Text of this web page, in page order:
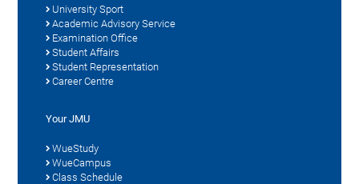
University Sport
Academic Advisory Service
Examination Office
Student Affairs
Student Representation
Career Centre
Your JMU
WueStudy
WueCampus
Class Schedule